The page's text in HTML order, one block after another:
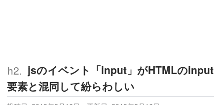
jsのイベント「input」がHTMLのinput
要素と混同して紛らわしい